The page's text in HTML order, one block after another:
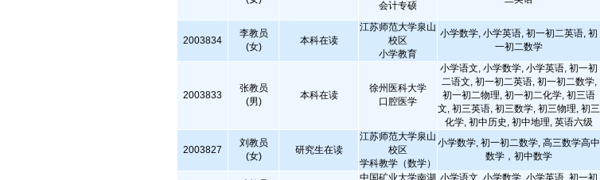
会计专硕
2003834
李教员
(女)
本科在读
江苏师范大学泉山
校区
小学教育
小学数学, 小学英语, 初一初二英语, 初
一初二数学
2003833
张教员
(男)
本科在读
徐州医科大学
口腔医学
小学语文, 小学数学, 小学英语, 初一初
二语文, 初一初二英语, 初一初二数学,
初一初二物理, 初一初二化学, 初三语
文, 初三英语, 初三数学, 初三物理, 初三
化学, 初中历史, 初中地理, 英语六级
2003827
刘教员
(女)
研究生在读
江苏师范大学泉山
校区
学科教学（数学）
小学数学, 初一初二数学, 高三数学高中
数学，初中数学
中国矿业大学南湖 小学语文, 小学数学, 小学英语, 初一初